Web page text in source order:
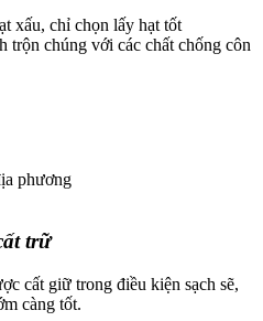
xấu, chỉ chọn lấy hạt tốt
trộn chúng với các chất chống côn
phương
trữ
cất giữ trong điều kiện sạch sẽ,
càng tốt.